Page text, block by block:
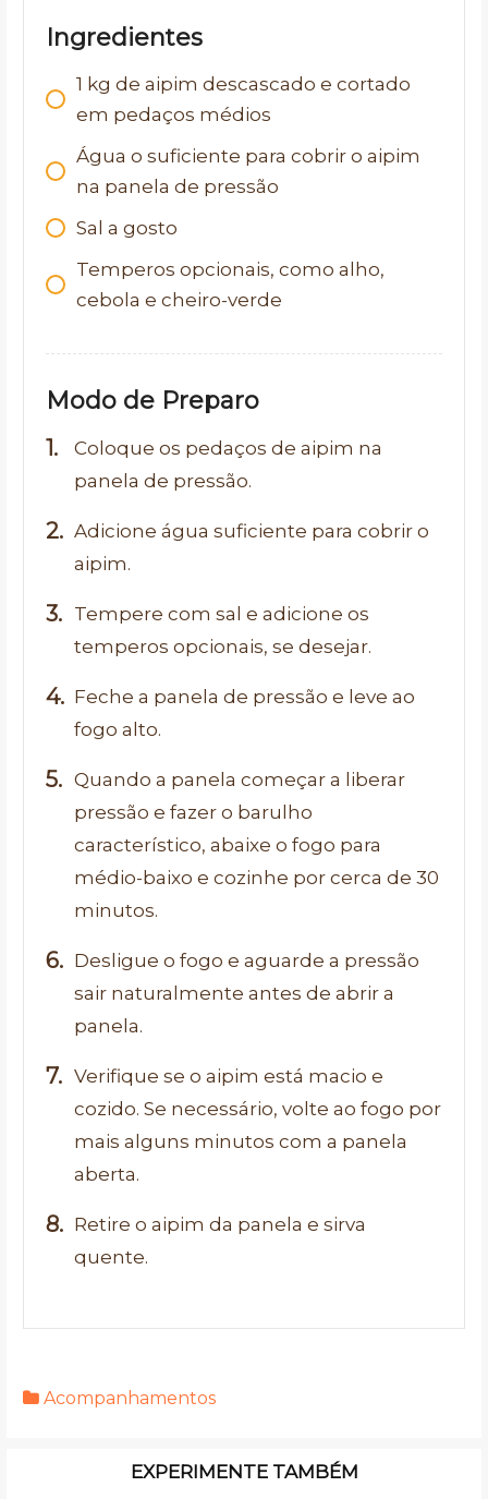
Ingredientes
1 kg de aipim descascado e cortado
em pedaços médios
Água o suficiente para cobrir o aipim
na panela de pressão
Sal a gosto
Temperos opcionais, como alho,
cebola e cheiro-verde
Modo de Preparo
Coloque os pedaços de aipim na
panela de pressão.
Adicione água suficiente para cobrir o
aipim.
Tempere com sal e adicione os
temperos opcionais, se desejar.
Feche a panela de pressão e leve ao
fogo alto.
Quando a panela começar a liberar
pressão e fazer o barulho
característico, abaixe o fogo para
médio-baixo e cozinhe por cerca de 30
minutos.
Desligue o fogo e aguarde a pressão
sair naturalmente antes de abrir a
panela.
Verifique se o aipim está macio e
cozido. Se necessário, volte ao fogo por
mais alguns minutos com a panela
aberta.
Retire o aipim da panela e sirva
quente.
Acompanhamentos
EXPERIMENTE TAMBÉM